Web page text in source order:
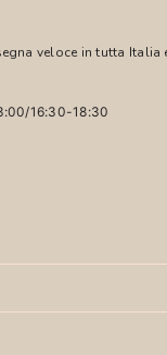
veloce in tutta Italia
16:30-18:30